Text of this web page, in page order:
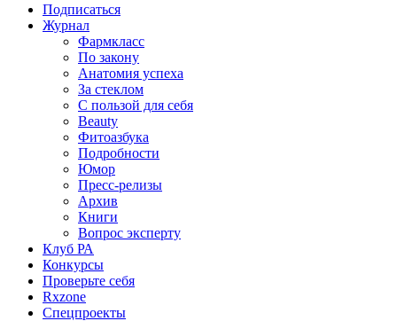
Подписаться
Журнал
Фармкласс
По закону
Анатомия успеха
За стеклом
С пользой для себя
Beauty
Фитоазбука
Подробности
Юмор
Пресс-релизы
Архив
Книги
Вопрос эксперту
Клуб РА
Конкурсы
Проверьте себя
Rxzone
Спецпроекты